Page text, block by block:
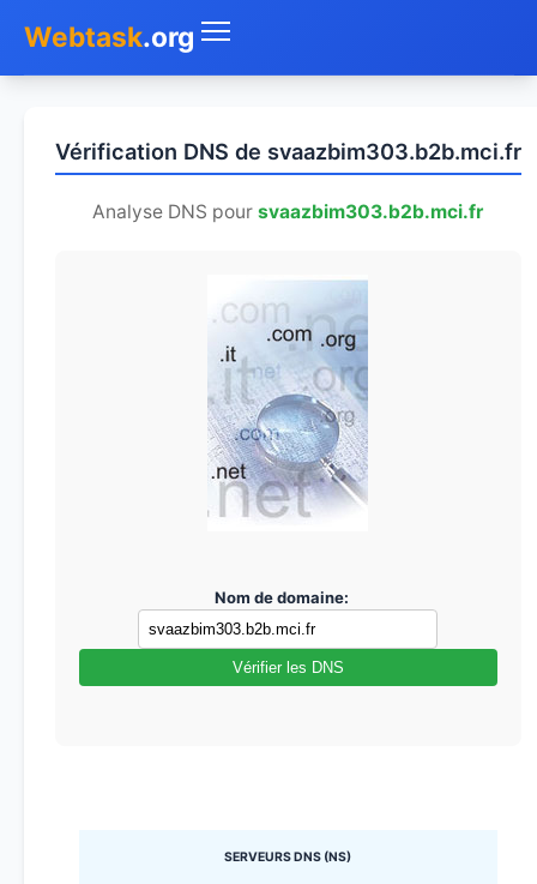
Webtask.org
Whois
Vérification DNS de svaazbim303.b2b.mci.fr
Analyse DNS poursvaazbim303.b2b.mci.fr
Nom de domaine:
Vérifier les DNS
SERVEURS DNS (NS)